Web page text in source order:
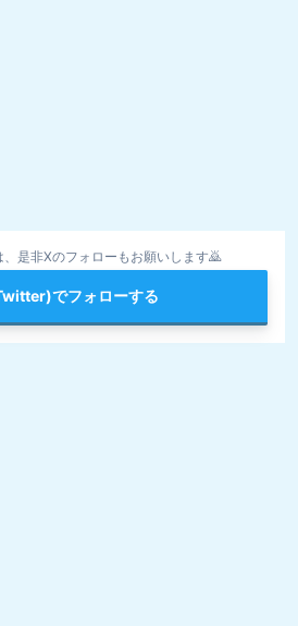
是非Xのフォローもお願いします🙇
でフォローする